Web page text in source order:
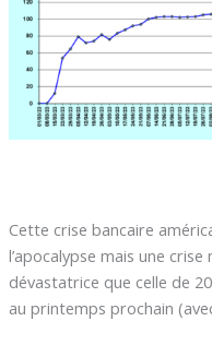
Cette crise bancaire
l’apocalypse mais une
dévastatrice que celle de
au printemps prochain